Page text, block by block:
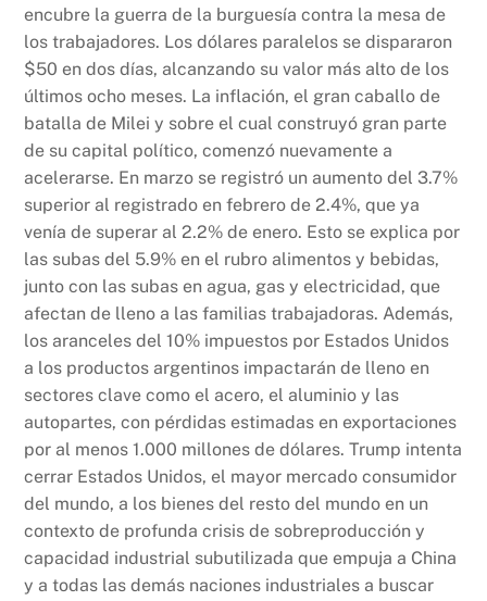
encubre la guerra de la burguesía contra la mesa de
los trabajadores. Los dólares paralelos se dispararon
$50 en dos días, alcanzando su valor más alto de los
últimos ocho meses. La inflación, el gran caballo de
batalla de Milei y sobre el cual construyó gran parte
de su capital político, comenzó nuevamente a
acelerarse. En marzo se registró un aumento del 3.7%
superior al registrado en febrero de 2.4%, que ya
venía de superar al 2.2% de enero. Esto se explica por
las subas del 5.9% en el rubro alimentos y bebidas,
junto con las subas en agua, gas y electricidad, que
afectan de lleno a las familias trabajadoras. Además,
los aranceles del 10% impuestos por Estados Unidos
a los productos argentinos impactarán de lleno en
sectores clave como el acero, el aluminio y las
autopartes, con pérdidas estimadas en exportaciones
por al menos 1.000 millones de dólares. Trump intenta
cerrar Estados Unidos, el mayor mercado consumidor
del mundo, a los bienes del resto del mundo en un
contexto de profunda crisis de sobreproducción y
capacidad industrial subutilizada que empuja a China
y a todas las demás naciones industriales a buscar